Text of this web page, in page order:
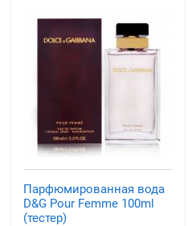
Парфюмированная вода
D&G Pour Femme 100ml
(тестер)